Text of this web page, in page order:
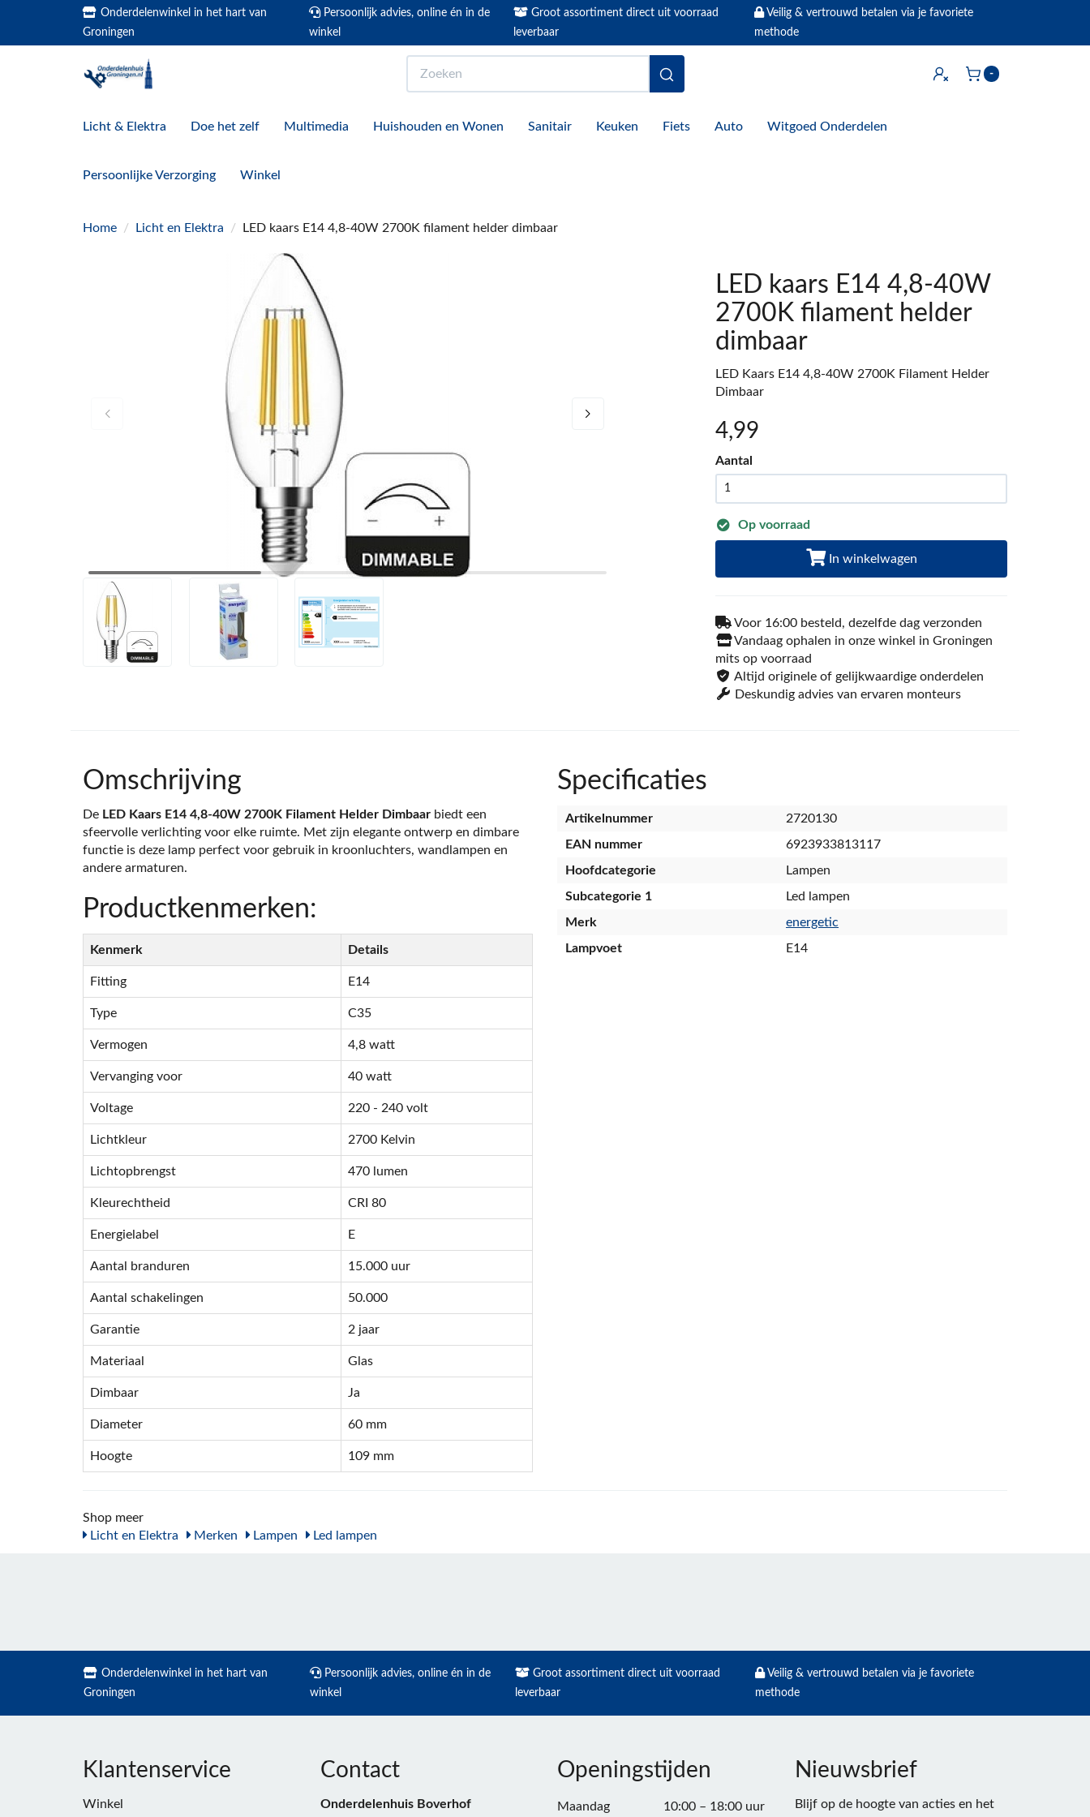
Onderdelenwinkel in het hart van
Groningen
Persoonlijk advies, online én in de
winkel
Groot assortiment direct uit voorraad
leverbaar
Veilig & vertrouwd betalen via je favoriete
methode
Inloggen -
Licht & Elektra Doe het zelf Multimedia Huishouden en Wonen Sanitair Keuken Fiets Auto Witgoed Onderdelen
Persoonlijke Verzorging Winkel
Home / Licht en Elektra / LED kaars E14 4,8-40W 2700K filament helder dimbaar
LED kaars E14 4,8-40W
2700K filament helder
dimbaar
LED Kaars E14 4,8-40W 2700K Filament Helder
Dimbaar
4,99
Aantal
Op voorraad
In winkelwagen
Voor 16:00 besteld, dezelfde dag verzonden
Vandaag ophalen in onze winkel in Groningen
mits op voorraad
Altijd originele of gelijkwaardige onderdelen
Deskundig advies van ervaren monteurs
Omschrijving
De LED Kaars E14 4,8-40W 2700K Filament Helder Dimbaar biedt een
sfeervolle verlichting voor elke ruimte. Met zijn elegante ontwerp en dimbare
functie is deze lamp perfect voor gebruik in kroonluchters, wandlampen en
andere armaturen.
Productkenmerken:
Kenmerk Details
Fitting E14
Type C35
Vermogen 4,8 watt
Vervanging voor 40 watt
Voltage 220 - 240 volt
Lichtkleur 2700 Kelvin
Lichtopbrengst 470 lumen
Kleurechtheid CRI 80
Energielabel E
Aantal branduren 15.000 uur
Aantal schakelingen 50.000
Garantie 2 jaar
Materiaal Glas
Dimbaar Ja
Diameter 60 mm
Hoogte 109 mm
Specificaties
Artikelnummer
2720130
EAN nummer
6923933813117
Hoofdcategorie
Lampen
Subcategorie 1
Led lampen
Merk
energetic
Lampvoet
E14
Shop meer
Licht en Elektra
Merken Lampen Led lampen
Onderdelenwinkel in het hart van
Groningen
Persoonlijk advies, online én in de
winkel
Groot assortiment direct uit voorraad
leverbaar
Veilig & vertrouwd betalen via je favoriete
methode
Klantenservice
Winkel
Contact
Onderdelenhuis Boverhof
Openingstijden
Maandag 10:00 – 18:00 uur
Nieuwsbrief
Blijf op de hoogte van acties en het